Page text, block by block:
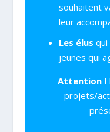
souhaitent
leur
Les élus
jeunes qui
Attention !
projets/